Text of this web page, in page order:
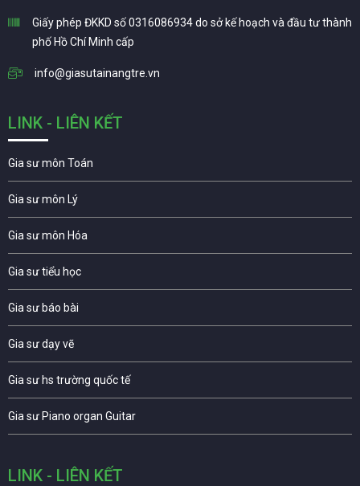
Giấy phép ĐKKD số 0316086934 do sở kế hoạch và đầu tư thành
phố Hồ Chí Minh cấp
info@giasutainangtre.vn
LINK - LIÊN KẾT
Gia sư môn Toán
Gia sư môn Lý
Gia sư môn Hóa
Gia sư tiểu học
Gia sư báo bài
Gia sư dạy vẽ
Gia sư hs trường quốc tế
Gia sư Piano organ Guitar
LINK - LIÊN KẾT